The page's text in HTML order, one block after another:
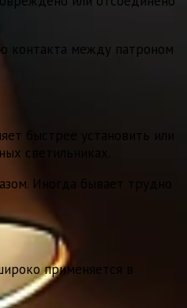
контакта между патроном
быстрее установить или
светильниках.
Иногда бывает трудно
применяется в